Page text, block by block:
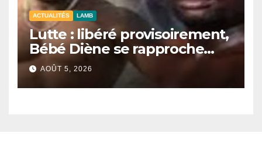
ACTUALITÉS LAMB
Lutte : libéré provisoirement,
Bébé Diène se rapproche
d’un combat contre Zarco.
AOÛT 5, 2026